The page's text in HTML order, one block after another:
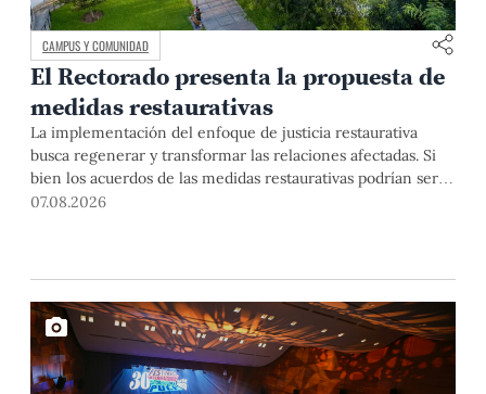
CAMPUS Y COMUNIDAD
El Rectorado presenta la propuesta de
medidas restaurativas
La implementación del enfoque de justicia restaurativa
busca regenerar y transformar las relaciones afectadas. Si
bien los acuerdos de las medidas restaurativas podrían ser
considerados por las instancias disciplinarias, este proceso
07.08.2026